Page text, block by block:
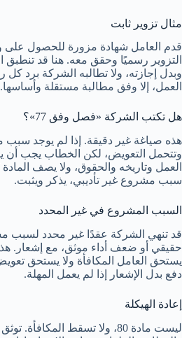
مثال تزوير ثابت
قدم العامل شهادة مزورة للحصول على
وبدل إجازته، ولا تطالبه الشركة برد كل
العمل، إلا وفق مطالبة مستقلة وأساسها.
هل تكتب الشركة «فصل وفق 77»؟
هذه صياغة غير دقيقة. إذا لم يوجد سبب
وتتحمل التعويض، لكن الخطاب يجب أن
سبب مشروع غير تأديبي، يذكر ويثبت.
السبب المشروع في غير المحدد
قد تنهي الشركة عقدًا غير محدد لسبب
دفع بدل الإشعار إذا لم يعمل المهلة.
إعادة الهيكلة
ليست مادة 80، ولا تسقط